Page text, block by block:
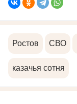
Ростов СВО
казачья сотня